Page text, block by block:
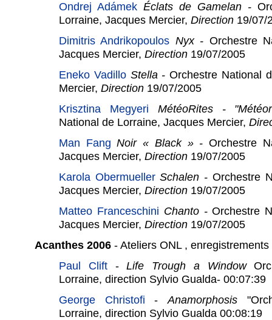
Ondrej Adámek Éclats de Gamelan -
Lorraine, Jacques Mercier, Direction 19/07/
Dimitris Andrikopoulos Nyx - Orchestre
Jacques Mercier, Direction 19/07/2005
Eneko Vadillo Stella - Orchestre National
Mercier, Direction 19/07/2005
Krisztina Megyeri
MétéoRites -
National de Lorraine, Jacques Mercier,
Man Fang Noir « Black » - Orchestre
Jacques Mercier, Direction 19/07/2005
Karola Obermueller Schalen - Orchestre
Jacques Mercier, Direction 19/07/2005
Matteo Franceschini Chanto -Orchestre
Jacques Mercier, Direction 19/07/2005
Acanthes 2006 - Ateliers ONL ,
Paul Clift-Life Trough a Window
Lorraine, direction Sylvio Gualda- 00:07:39
George Christofi -Anamorphosis
Lorraine, direction Sylvio Gualda 00:08:19